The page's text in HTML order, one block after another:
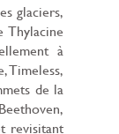
glaciers,
à
Timeless,
de la
revisitant